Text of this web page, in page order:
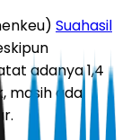
Suahasil
adanya 1,4
masih ada